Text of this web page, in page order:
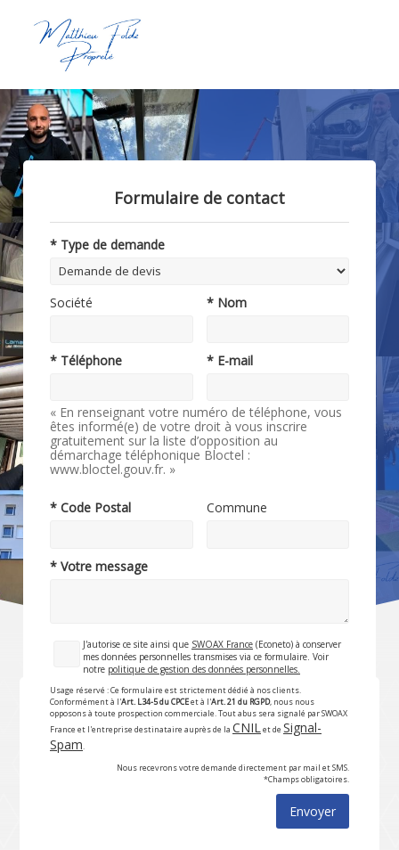
Formulaire de contact
* Type de demande
Société * Nom
* Téléphone * E-mail
« En renseignant votre numéro de téléphone, vous
êtes informé(e) de votre droit à vous inscrire
gratuitement sur la liste d’opposition au
démarchage téléphonique Bloctel :
www.bloctel.gouv.fr. »
* Code Postal Commune
* Votre message
J'autorise ce site ainsi que SWOAX France (Econeto) à conserver
mes données personnelles transmises via ce formulaire. Voir
notre politique de gestion des données personnelles.
Usage réservé : Ce formulaire est strictement dédié à nos clients.
Conformément à l'Art. L34-5 du CPCEet à l'Art. 21 du RGPD, nous nous
opposons à toute prospection commerciale. Tout abus sera signalé par SWOAX
France et l'entreprise destinataire auprès de la CNILet de Signal-
Spam.
Nous recevrons votre demande directement par mail et SMS.
*Champs obligatoires.
Envoyer